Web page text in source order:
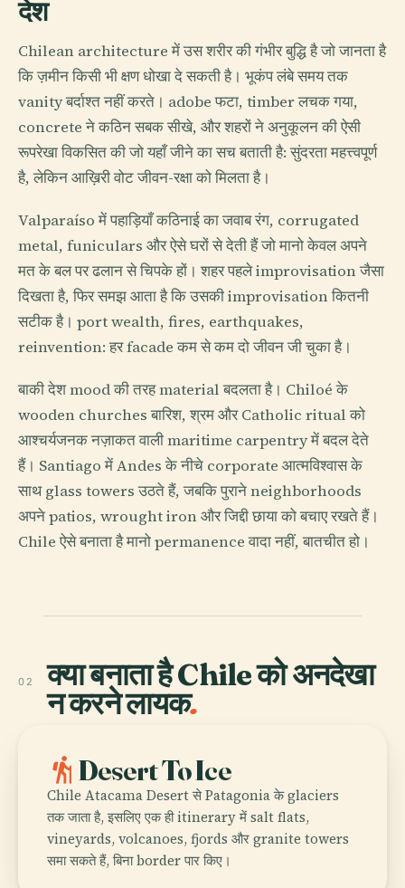
देश
Chilean architecture में उस शरीर की गंभीर बुद्धि है जो जानता है
कि ज़मीन किसी भी क्षण धोखा दे सकती है। भूकंप लंबे समय तक
vanity बर्दाश्त नहीं करते। adobe फटा, timber लचक गया,
concrete ने कठिन सबक सीखे, और शहरों ने अनुकूलन की ऐसी
रूपरेखा विकसित की जो यहाँ जीने का सच बताती है: सुंदरता महत्त्वपूर्ण
है, लेकिन आख़िरी वोट जीवन-रक्षा को मिलता है।
Valparaíso में पहाड़ियाँ कठिनाई का जवाब रंग, corrugated
metal, funiculars और ऐसे घरों से देती हैं जो मानो केवल अपने
मत के बल पर ढलान से चिपके हों। शहर पहले improvisation जैसा
दिखता है, फिर समझ आता है कि उसकी improvisation कितनी
सटीक है। port wealth, fires, earthquakes,
reinvention: हर facade कम से कम दो जीवन जी चुका है।
बाकी देश mood की तरह material बदलता है। Chiloé के
wooden churches बारिश, श्रम और Catholic ritual को
आश्चर्यजनक नज़ाकत वाली maritime carpentry में बदल देते
हैं। Santiago में Andes के नीचे corporate आत्मविश्वास के
साथ glass towers उठते हैं, जबकि पुराने neighborhoods
अपने patios, wrought iron और जिद्दी छाया को बचाए रखते हैं।
Chile ऐसे बनाता है मानो permanence वादा नहीं, बातचीत हो।
02 क्या बनाता है Chile को अनदेखा
न करने लायक.
hiking Desert To Ice
Chile Atacama Desert से Patagonia के glaciers
तक जाता है, इसलिए एक ही itinerary में salt flats,
vineyards, volcanoes, fjords और granite towers
समा सकते हैं, बिना border पार किए।